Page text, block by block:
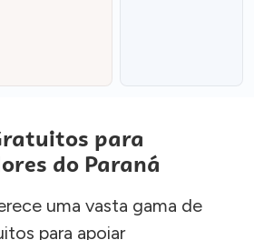
para
do Paraná
uma vasta gama de
para apoiar